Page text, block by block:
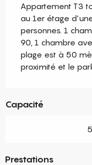
Appartement T3
au 1er étage
personnes. 1
90, 1 chambre
plage est à 50
proximité et le
Capacité
Prestations